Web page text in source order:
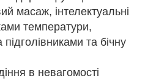
масаж, інтелектуальні
температури,
та бічну
в невагомості